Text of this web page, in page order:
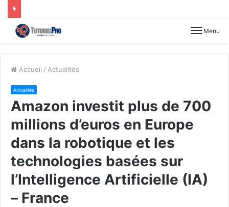
Menu
Accueil / Actualités
Actualités
Amazon investit plus de 700
millions d’euros en Europe
dans la robotique et les
technologies basées sur
l’Intelligence Artificielle (IA)
– France